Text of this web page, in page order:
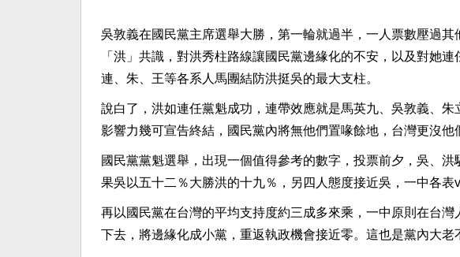
吳敦義在國民黨主席選舉大勝，第一輪就過半，一人票數壓過
「洪」共識，對洪秀柱路線讓國民黨邊緣化的不安，以及對她
連、朱、王等各系人馬團結防洪挺吳的最大支柱。
說白了，洪如連任黨魁成功，連帶效應就是馬英九、吳敦義、
影響力幾可宣告終結，國民黨內將無他們置喙餘地，台灣更沒他
國民黨黨魁選舉，出現一個值得參考的數字，投票前夕，吳、
果吳以五十二％大勝洪的十九％，另四人態度接近吳，一中各表
再以國民黨在台灣的平均支持度約三成多來乘，一中原則在台
下去，將邊緣化成小黨，重返執政機會接近零。這也是黨內大老